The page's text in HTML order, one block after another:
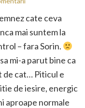
cate ceva
mai suntem la
– fara Sorin.
mi-a parut bine ca
de cat… Piticul e
de iesire, energic
aproape normale